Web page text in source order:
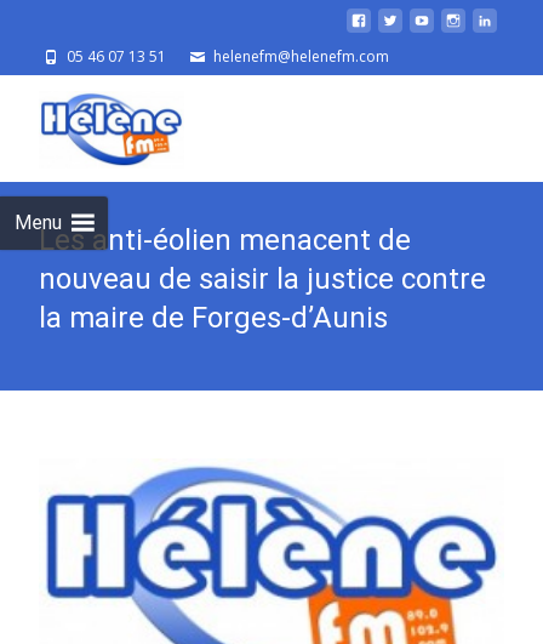
05 46 07 13 51 helenefm@helenefm.com
Menu
Les anti-éolien menacent de
nouveau de saisir la justice contre
la maire de Forges-d’Aunis